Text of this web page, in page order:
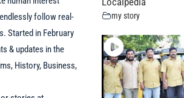
follow real-
Started in February
& updates in the
History, Business,
my story